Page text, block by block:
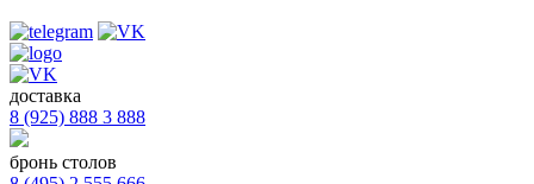
доставка
8 (925) 888 3 888
бронь столов